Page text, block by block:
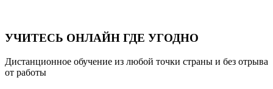
УЧИТЕСЬ ОНЛАЙН ГДЕ УГОДНО
Дистанционное обучение из любой точки страны и без отрыва
от работы